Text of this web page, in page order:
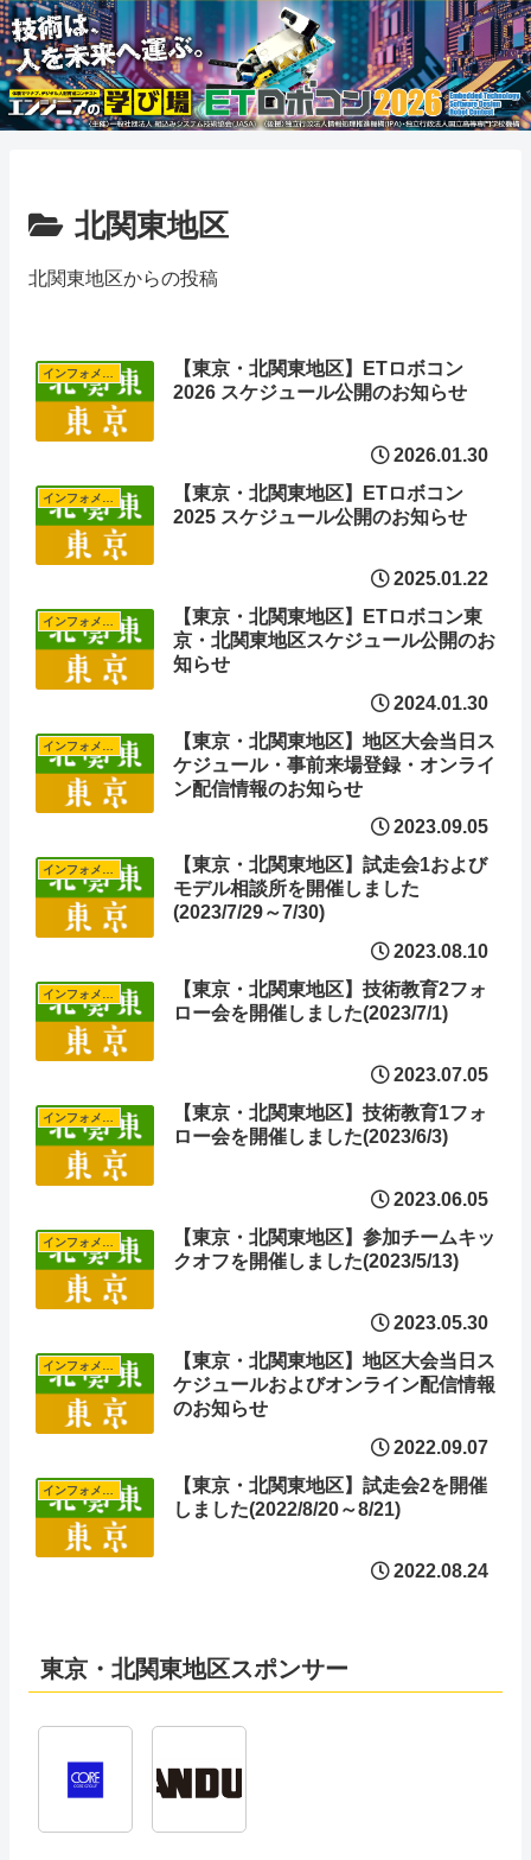
北関東地区
北関東地区からの投稿
インフォメーション
【東京・北関東地区】ETロボコン
2026 スケジュール公開のお知らせ
2026.01.30
【東京・北関東地区】ETロボコン
2025 スケジュール公開のお知らせ
2025.01.22
インフォメーション
【東京・北関東地区】ETロボコン東
京・北関東地区スケジュール公開のお
知らせ
2024.01.30
【東京・北関東地区】地区大会当日ス
ケジュール・事前来場登録・オンライ
ン配信情報のお知らせ
2023.09.05
インフォメーション
【東京・北関東地区】試走会1および
モデル相談所を開催しました
(2023/7/29～7/30)
2023.08.10
【東京・北関東地区】技術教育2フォ
ロー会を開催しました(2023/7/1)
2023.07.05
インフォメーション
【東京・北関東地区】技術教育1フォ
ロー会を開催しました(2023/6/3)
2023.06.05
【東京・北関東地区】参加チームキッ
クオフを開催しました(2023/5/13)
2023.05.30
インフォメーション
【東京・北関東地区】地区大会当日ス
ケジュールおよびオンライン配信情報
のお知らせ
2022.09.07
【東京・北関東地区】試走会2を開催
しました(2022/8/20～8/21)
2022.08.24
東京・北関東地区スポンサー